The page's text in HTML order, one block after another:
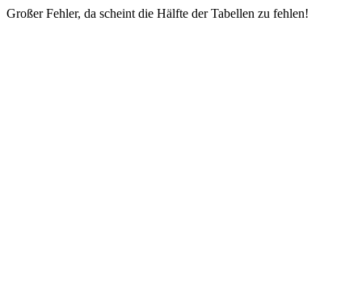
Großer Fehler, da scheint die Hälfte der Tabellen zu fehlen!